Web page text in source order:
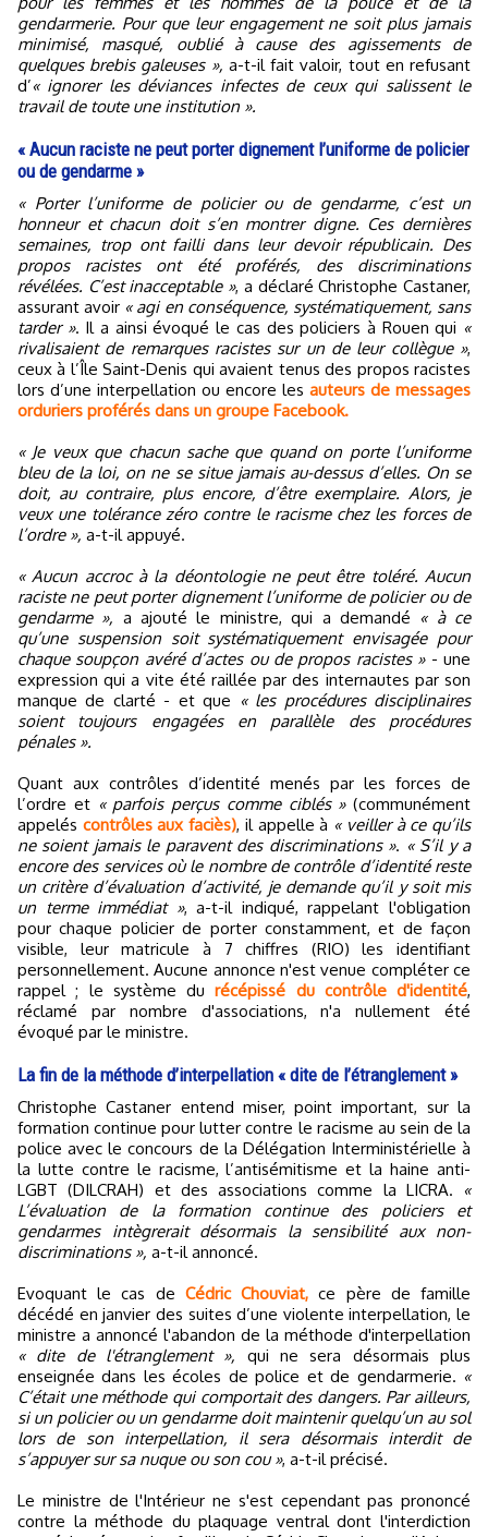
gendarmerie. Pour que leur engagement ne soit plus jamais
minimisé, masqué, oublié à cause des agissements de
quelques brebis galeuses », a-t-il fait valoir, tout en refusant
d’« ignorer les déviances infectes de ceux qui salissent le
travail de toute une institution ».
« Aucun raciste ne peut porter dignement l’uniforme de policier
ou de gendarme »
« Porter l’uniforme de policier ou de gendarme, c’est un
honneur et chacun doit s’en montrer digne. Ces dernières
semaines, trop ont failli dans leur devoir républicain. Des
propos racistes ont été proférés, des discriminations
révélées. C’est inacceptable », a déclaré Christophe Castaner,
assurant avoir « agi en conséquence, systématiquement, sans
tarder ». Il a ainsi évoqué le cas des policiers à Rouen qui «
rivalisaient de remarques racistes sur un de leur collègue »,
ceux à l’Île Saint-Denis qui avaient tenus des propos racistes
lors d’une interpellation ou encore les auteurs de messages
orduriers proférés dans un groupe Facebook.
« Je veux que chacun sache que quand on porte l’uniforme
bleu de la loi, on ne se situe jamais au-dessus d’elles. On se
doit, au contraire, plus encore, d’être exemplaire. Alors, je
veux une tolérance zéro contre le racisme chez les forces de
l’ordre », a-t-il appuyé.
« Aucun accroc à la déontologie ne peut être toléré. Aucun
raciste ne peut porter dignement l’uniforme de policier ou de
gendarme », a ajouté le ministre, qui a demandé « à ce
qu’une suspension soit systématiquement envisagée pour
chaque soupçon avéré d’actes ou de propos racistes »- une
expression qui a vite été raillée par des internautes par son
manque de clarté - et que « les procédures disciplinaires
soient toujours engagées en parallèle des procédures
pénales ».
Quant aux contrôles d’identité menés par les forces de
l’ordre et « parfois perçus comme ciblés »(communément
appelés contrôles aux faciès), il appelle à « veiller à ce qu’ils
ne soient jamais le paravent des discriminations ». « S’il y a
encore des services où le nombre de contrôle d’identité reste
un critère d’évaluation d’activité, je demande qu’il y soit mis
un terme immédiat », a-t-il indiqué, rappelant l'obligation
pour chaque policier de porter constamment, et de façon
visible, leur matricule à 7 chiffres (RIO) les identifiant
personnellement. Aucune annonce n'est venue compléter ce
rappel ; le système durécépissé du contrôle d'identité,
réclamé par nombre d'associations, n'a nullement été
évoqué par le ministre.
La fin de la méthode d’interpellation « dite de l’étranglement »
Christophe Castaner entend miser, point important, sur la
formation continue pour lutter contre le racisme au sein de la
police avec le concours de la Délégation Interministérielle à
la lutte contre le racisme, l’antisémitisme et la haine anti-
LGBT (DILCRAH) et des associations comme la LICRA.
«
L’évaluation de la formation continue des policiers et
gendarmes intègrerait désormais la sensibilité aux non-
discriminations », a-t-il annoncé.
Evoquant le cas de Cédric Chouviat, ce père de famille
décédé en janvier des suites d’une violente interpellation, le
ministre a annoncé l'abandon de la méthode d'interpellation
« dite de l'étranglement », qui ne sera désormais plus
enseignée dans les écoles de police et de gendarmerie. «
C’était une méthode qui comportait des dangers. Par ailleurs,
si un policier ou un gendarme doit maintenir quelqu’un au sol
lors de son interpellation, il sera désormais interdit de
s’appuyer sur sa nuque ou son cou », a-t-il précisé.
Le ministre de l'Intérieur ne s'est cependant pas prononcé
contre la méthode du plaquage ventral dont l'interdiction